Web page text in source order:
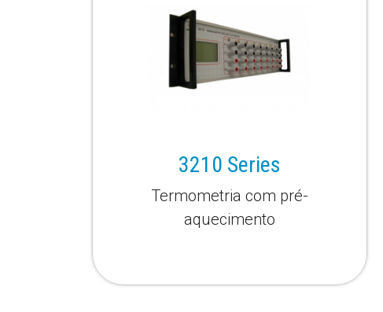
3210 Series
Termometria com pré-
aquecimento